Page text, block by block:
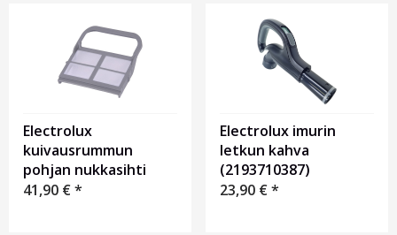
Electrolux
kuivausrummun
pohjan nukkasihti
41,90 €*
Electrolux imurin
letkun kahva
(2193710387)
23,90 €*